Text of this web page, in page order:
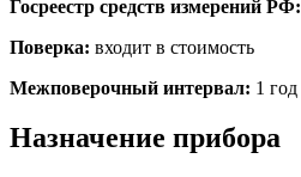
Госреестр средств измерений РФ:
Поверка: входит в стоимость
Межповерочный интервал: 1 год
Назначение прибора